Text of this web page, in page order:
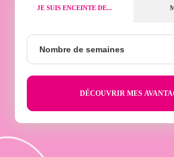
JE SUIS ENCEINTE DE...
semaines
Nombre de semaines